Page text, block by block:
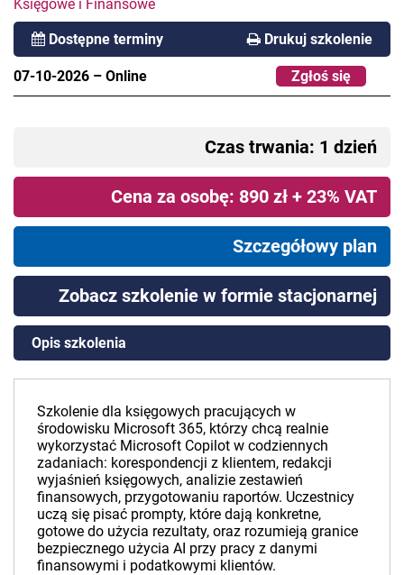
Księgowe i Finansowe
Dostępne terminy Drukuj szkolenie
07-10-2026 – Online Zgłoś się
Czas trwania: 1 dzień
Cena za osobę: 890 zł + 23% VAT
Szczegółowy plan
Zobacz szkolenie w formie stacjonarnej
Opis szkolenia
Szkolenie dla księgowych pracujących w
środowisku Microsoft 365, którzy chcą realnie
wykorzystać Microsoft Copilot w codziennych
zadaniach: korespondencji z klientem, redakcji
wyjaśnień księgowych, analizie zestawień
finansowych, przygotowaniu raportów. Uczestnicy
uczą się pisać prompty, które dają konkretne,
gotowe do użycia rezultaty, oraz rozumieją granice
bezpiecznego użycia AI przy pracy z danymi
finansowymi i podatkowymi klientów.